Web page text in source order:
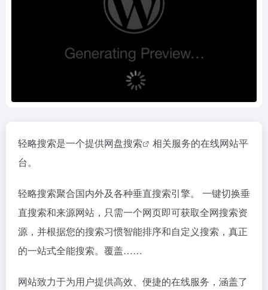
轻略搜索是一个提供网盘搜索
相关服务的在线网站平
台。
轻略搜索聚合国内外及各种垂直搜索引擎。 一键切换垂
直搜索和来源网站，只需一个网页即可获取全网搜索资
源，并根据您的搜索习惯智能排序和自定义搜索，真正
的一站式全能搜索。覆盖……
网站致力于为用户提供高效、便捷的在线服务，涵盖了